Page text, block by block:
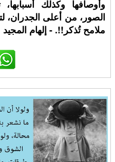
وأوصافها وكذلك
الصور، من أعلى الجدران،
ملامح تُذكر!!. - إلهام المجيد